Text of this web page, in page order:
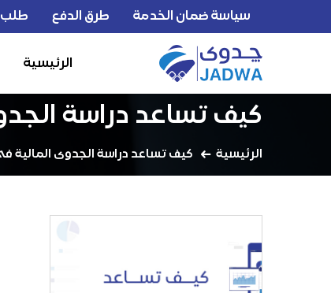
سياسة ضمان الخدمة طرق الدفع طلب
الرئيسية
كيف تساعد دراسة
الرئيسية كيف تساعد دراسة الجدوى المالية